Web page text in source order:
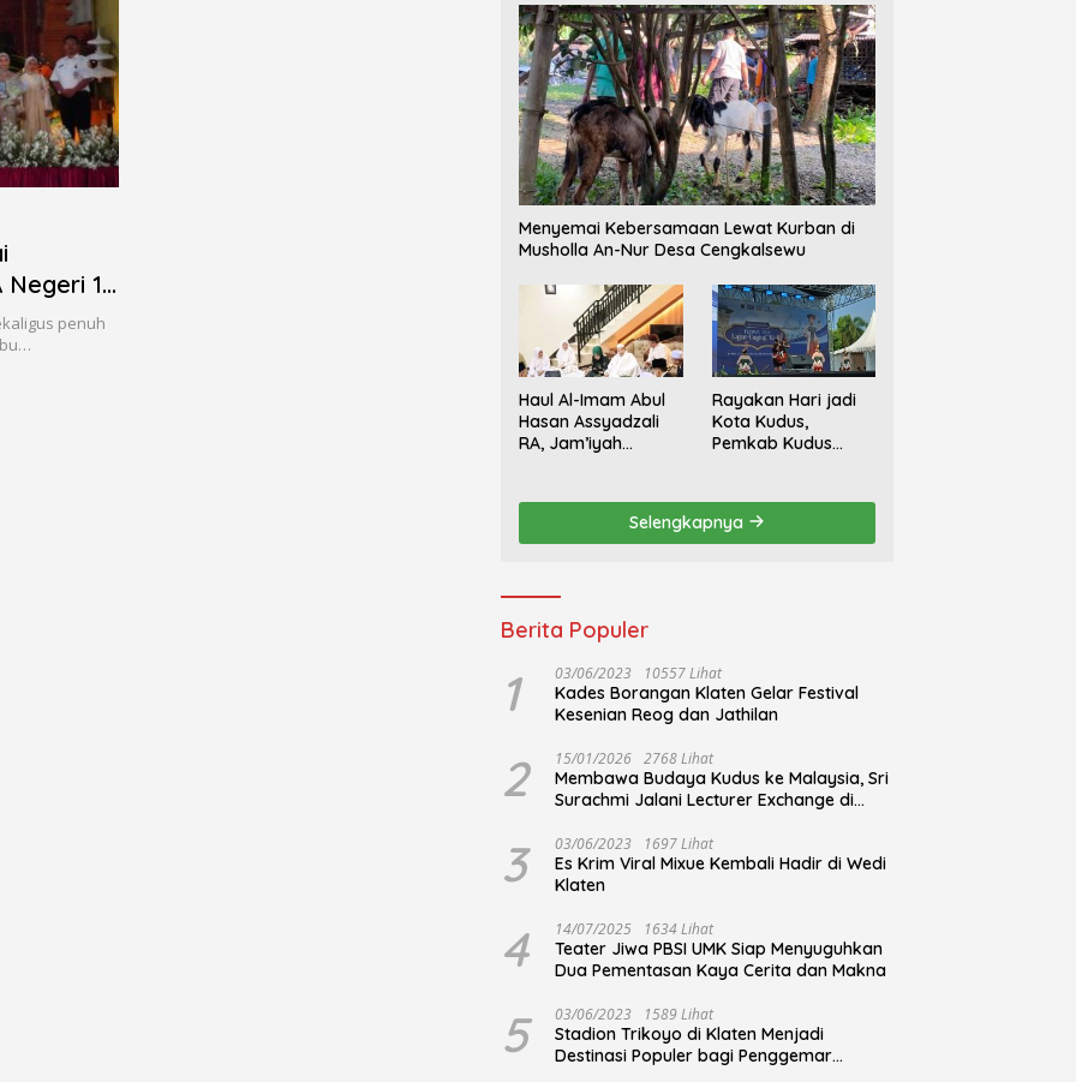
1
penuh
Menyemai Kebersamaan Lewat Kurban di
Musholla An-Nur Desa Cengkalsewu
Haul Al-Imam Abul
Hasan Assyadzali
RA, Jam’iyah
Berlangsung
Rayakan Hari jadi
Kota Kudus,
Pemkab Kudus
Gelar Festival Tari
Lajur Caping Kalo
Selengkapnya
Berita Populer
1 03/06/2023 10557 Lihat
Kades Borangan Klaten Gelar Festival
Kesenian Reog dan Jathilan
2 15/01/2026 2768 Lihat
Membawa Budaya Kudus ke Malaysia, Sri
Surachmi Jalani Lecturer Exchange di
3 03/06/2023 1697 Lihat
Es Krim Viral Mixue Kembali Hadir di Wedi
Klaten
4 14/07/2025 1634 Lihat
Teater Jiwa PBSI UMK Siap Menyuguhkan
Dua Pementasan Kaya Cerita dan Makna
5 03/06/2023 1589 Lihat
Stadion Trikoyo di Klaten Menjadi
Destinasi Populer bagi Penggemar